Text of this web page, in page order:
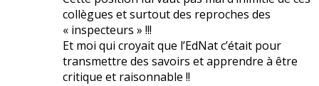
collègues et surtout des reproches des
« inspecteurs » !!!
Et moi qui croyait que l’EdNat c’était pour
transmettre des savoirs et apprendre à être
critique et raisonnable !!